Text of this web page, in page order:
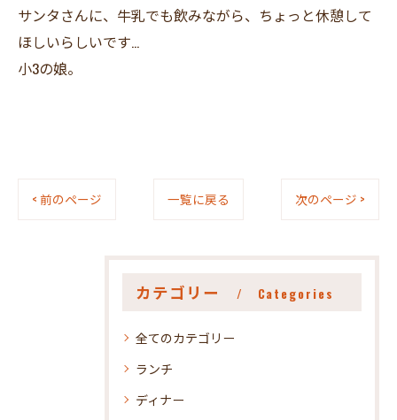
サンタさんに、牛乳でも飲みながら、ちょっと休憩して
ほしいらしいです…
小3の娘。
< 前のページ 一覧に戻る 次のページ >
カテゴリー Categories
全てのカテゴリー
ランチ
ディナー